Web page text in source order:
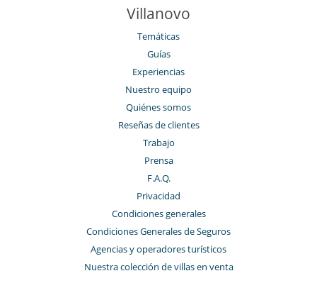
Villanovo
Temáticas
Guías
Experiencias
Nuestro equipo
Quiénes somos
Reseñas de clientes
Trabajo
Prensa
F.A.Q.
Privacidad
Condiciones generales
Condiciones Generales de Seguros
Agencias y operadores turísticos
Nuestra colección de villas en venta